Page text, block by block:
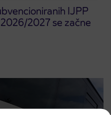
IJPP
2027 se začne